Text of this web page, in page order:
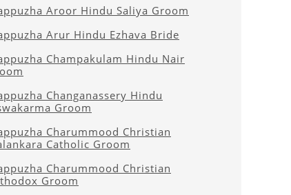
Aroor Hindu Saliya Groom
Arur Hindu Ezhava Bride
Champakulam Hindu Nair
Changanassery Hindu
Groom
Charummood Christian
Catholic Groom
Charummood Christian
Groom